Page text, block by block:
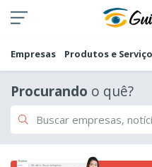
Empresas Produtos e
Procurando o quê?